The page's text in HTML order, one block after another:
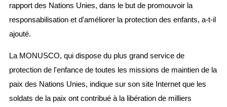
rapport des Nations Unies, dans le but de promouvoir la
responsabilisation et d'améliorer la protection des enfants, a-t-il
ajouté.
La MONUSCO, qui dispose du plus grand service de
protection de l'enfance de toutes les missions de maintien de la
paix des Nations Unies, indique sur son site Internet que les
soldats de la paix ont contribué à la libération de milliers